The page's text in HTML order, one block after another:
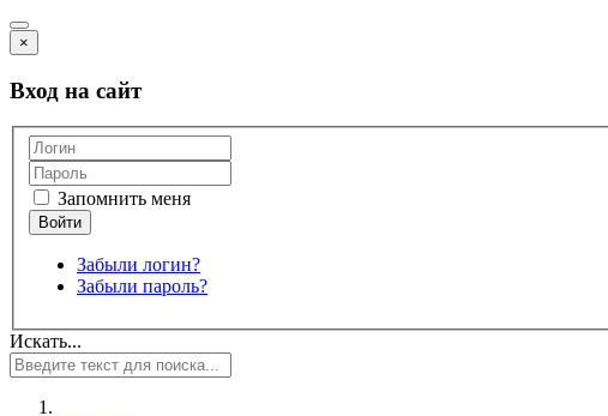
×
Вход на сайт
Запомнить меня
Забыли логин?
Забыли пароль?
Искать...